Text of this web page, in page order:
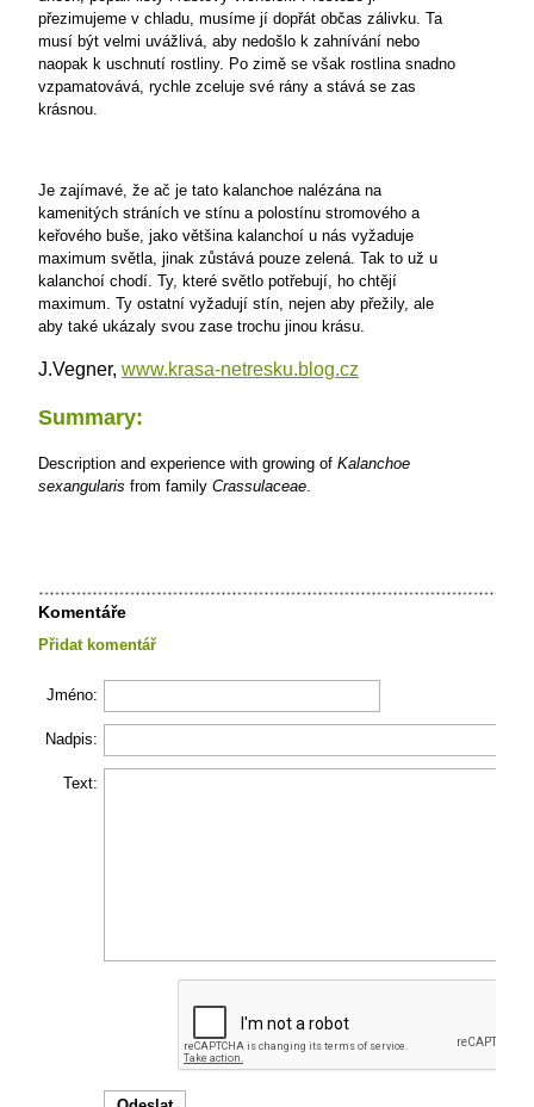
přezimujeme v chladu, musíme jí dopřát občas zálivku. Ta
musí být velmi uvážlivá, aby nedošlo k zahnívání nebo
naopak k uschnutí rostliny. Po zimě se však rostlina snadno
vzpamatovává, rychle zceluje své rány a stává se zas
krásnou.
Je zajímavé, že ač je tato kalanchoe nalézána na
kamenitých stráních ve stínu a polostínu stromového a
keřového buše, jako většina kalanchoí u nás vyžaduje
maximum světla, jinak zůstává pouze zelená. Tak to už u
kalanchoí chodí. Ty, které světlo potřebují, ho chtějí
maximum. Ty ostatní vyžadují stín, nejen aby přežily, ale
aby také ukázaly svou zase trochu jinou krásu.
J.Vegner, www.krasa-netresku.blog.cz
Summary:
Description and experience with growing of Kalanchoe
sexangularis from family Crassulaceae.
Komentáře
Přidat komentář
Jméno:
Nadpis:
Text: